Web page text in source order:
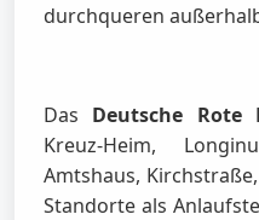
durchqueren
Das Deutsche Rote
Kreuz-Heim,
Amtshaus,
Standorte als